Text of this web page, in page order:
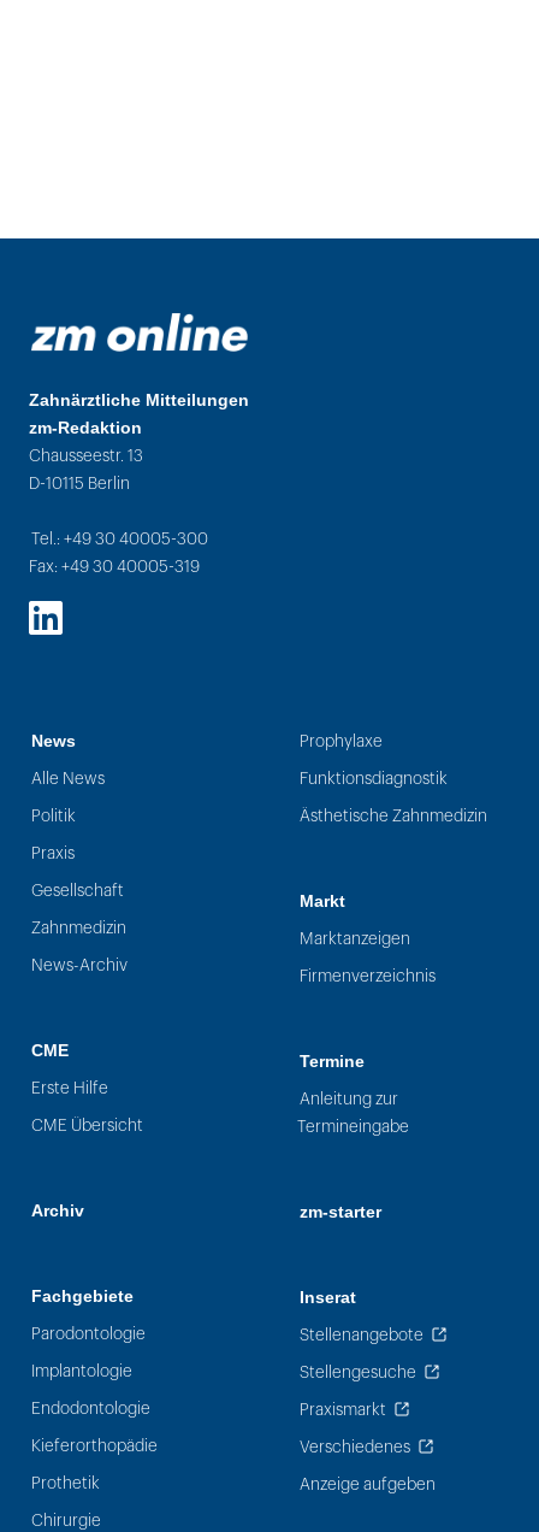
Zahnärztliche Mitteilungen
zm-Redaktion
Chausseestr. 13
D-10115 Berlin
Tel.: +49 30 40005-300
Fax: +49 30 40005-319
LinkedIn
News
Alle News
Politik
Praxis
Gesellschaft
Zahnmedizin
News-Archiv
CME
Erste Hilfe
CME Übersicht
Archiv
Fachgebiete
Parodontologie
Implantologie
Endodontologie
Kieferorthopädie
Prothetik
Chirurgie
Prophylaxe
Funktionsdiagnostik
Ästhetische Zahnmedizin
Markt
Marktanzeigen
Firmenverzeichnis
Termine
Anleitung zur
Termineingabe
zm-starter
Inserat
Stellenangebote
Stellengesuche
Praxismarkt
Verschiedenes
Anzeige aufgeben